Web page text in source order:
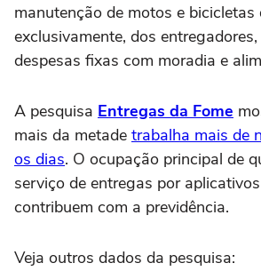
manutenção de motos e bicicletas
exclusivamente, dos
despesas fixas com moradia e
A pesquisa Entregas da Fome
mais da metade trabalha mais de
os dias. O ocupação principal de
serviço de entregas por
contribuem com a previdência.
Veja outros dados da pesquisa: